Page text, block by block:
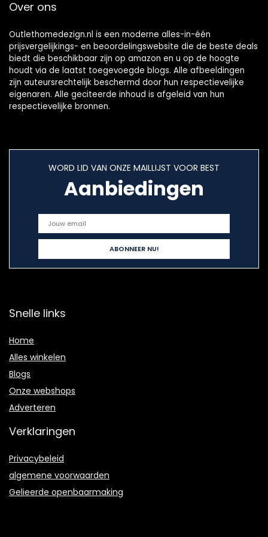
Over ons
Outlethomedezign.nl is een moderne alles-in-één
prijsvergelijkings- en beoordelingswebsite die de beste deals
biedt die beschikbaar zijn op amazon en u op de hoogte
houdt via de laatst toegevoegde blogs. Alle afbeeldingen
zijn auteursrechtelijk beschermd door hun respectievelijke
eigenaren. Alle geciteerde inhoud is afgeleid van hun
respectievelijke bronnen.
WORD LID VAN ONZE MAILLIJST VOOR BEST
Aanbiedingen
Snelle links
Home
Alles winkelen
Blogs
Onze webshops
Adverteren
Verklaringen
Privacybeleid
algemene voorwaarden
Gelieerde openbaarmaking